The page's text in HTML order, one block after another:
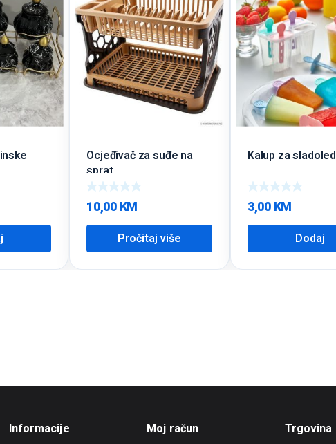
Ocjeđivač za suđe na
sprat
10,00KM
Pročitaj više
Kalup za sladoled
3,00KM
Dodaj
Informacije Moj račun Trgovina